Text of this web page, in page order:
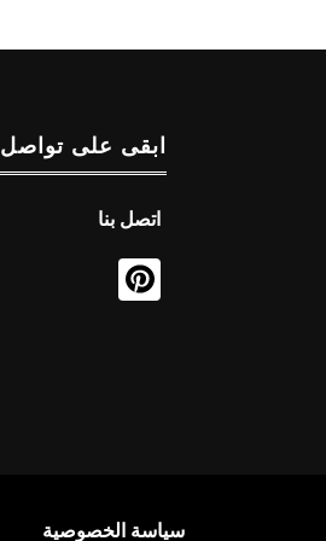
ابقى على تواصل
اتصل بنا
سياسة الخصوصية